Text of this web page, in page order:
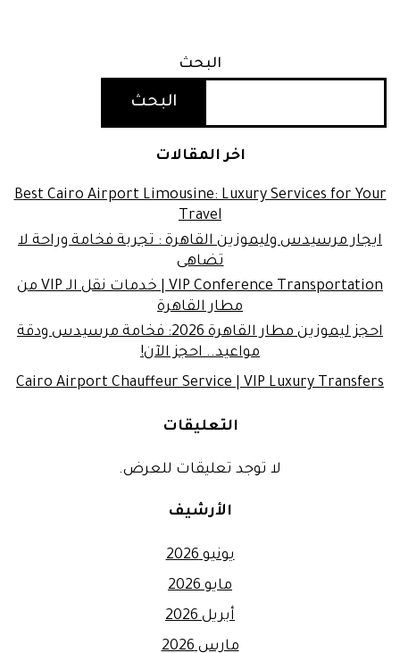
البحث
البحث
اخر المقالات
Best Cairo Airport Limousine: Luxury Services for Your
Travel
ايجار مرسيدس وليموزين القاهرة : تجربة فخامة وراحة لا
تضاهى
VIP Conference Transportation | خدمات نقل الـ VIP من
مطار القاهرة
احجز ليموزين مطار القاهرة 2026: فخامة مرسيدس ودقة
مواعيد.. احجز الآن!
Cairo Airport Chauffeur Service | VIP Luxury Transfers
التعليقات
لا توجد تعليقات للعرض.
الأرشيف
يونيو 2026
مايو 2026
أبريل 2026
مارس 2026